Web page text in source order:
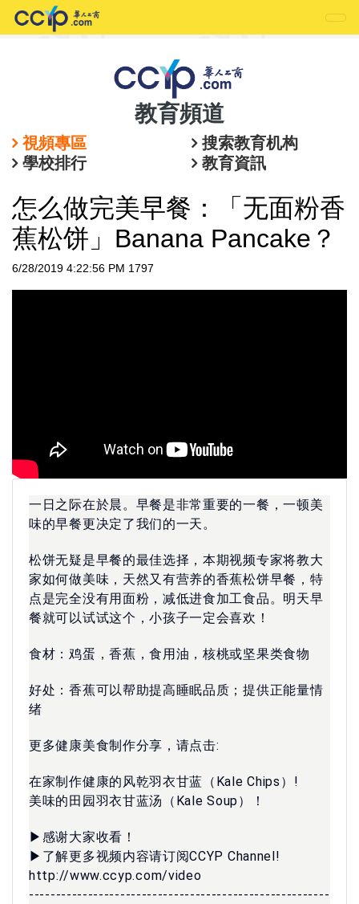
教育頻道
視頻專區
搜索教育机构
學校排行
教育資訊
怎么做完美早餐：「无面粉香
蕉松饼」Banana Pancake？
6/28/2019 4:22:56 PM 1797
一日之际在於晨。早餐是非常重要的一餐，一顿美
味的早餐更决定了我们的一天。
松饼无疑是早餐的最佳选择，本期视频专家将教大
家如何做美味，天然又有营养的香蕉松饼早餐，特
点是完全没有用面粉，减低进食加工食品。明天早
餐就可以试试这个，小孩子一定会喜欢！
食材：鸡蛋，香蕉，食用油，核桃或坚果类食物
好处：香蕉可以帮助提高睡眠品质；提供正能量情
绪
更多健康美食制作分享，请点击:
在家制作健康的风乾羽衣甘蓝（Kale Chips）!
美味的田园羽衣甘蓝汤（Kale Soup）！
▶感谢大家收看！
▶了解更多视频内容请订阅CCYP Channel!
http://www.ccyp.com/video
--------------------------------------------------------